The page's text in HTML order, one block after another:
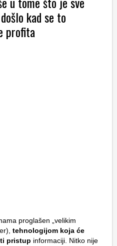
kad se to
profita
proglašen „velikim
tehnologijom koja će
pristup informaciji. Nitko nije